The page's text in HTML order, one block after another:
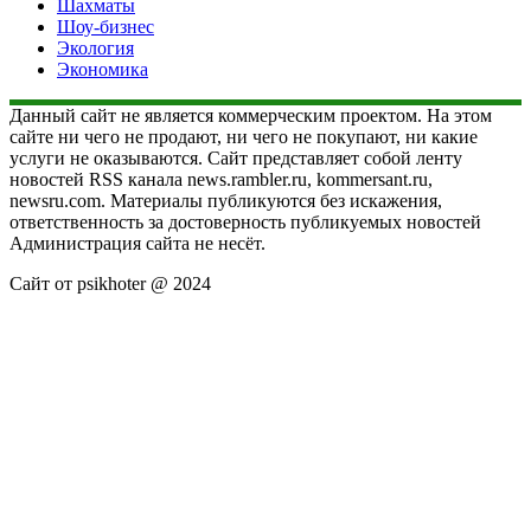
Шахматы
Шоу-бизнес
Экология
Экономика
Данный сайт не является коммерческим проектом. На этом
сайте ни чего не продают, ни чего не покупают, ни какие
услуги не оказываются. Сайт представляет собой ленту
новостей RSS канала news.rambler.ru, kommersant.ru,
newsru.com. Материалы публикуются без искажения,
ответственность за достоверность публикуемых новостей
Администрация сайта не несёт.
Сайт от psikhoter @ 2024